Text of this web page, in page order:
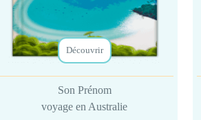
Découvrir
Son Prénom
voyage en Australie